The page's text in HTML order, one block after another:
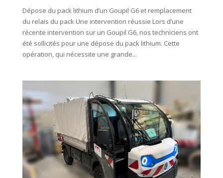
Dépose du pack lithium d’un Goupil G6 et remplacement
du relais du pack Une intervention réussie Lors d’une
récente intervention sur un Goupil G6, nos techniciens ont
été sollicités pour une dépose du pack lithium. Cette
opération, qui nécessite une grande...